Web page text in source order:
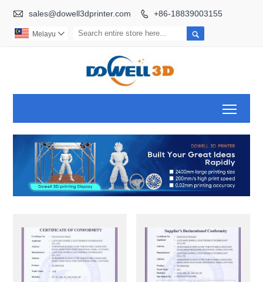
 sales@dowell3dprinter.com  +86-18839003155

Melayu 